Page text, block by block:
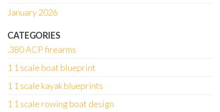
January 2026
CATEGORIES
.380 ACP firearms
1 1 scale boat blueprint
1 1 scale kayak blueprints
1 1 scale rowing boat design